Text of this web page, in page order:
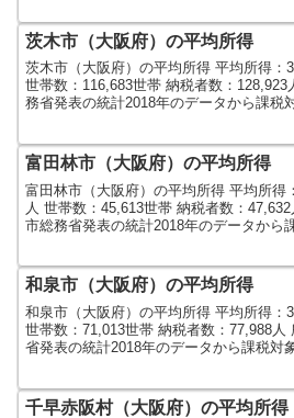
茨木市（大阪府）の平均所得
茨木市（大阪府）の平均所得 平均所得：
世帯数：116,683世帯 納税者数：
務省発表の統計2018年のデータから課税
富田林市（大阪府）の平均所得
富田林市（大阪府）の平均所得 平均所得
人 世帯数：45,613世帯 納税者数：
市総務省発表の統計2018年のデータから
和泉市（大阪府）の平均所得
和泉市（大阪府）の平均所得 平均所得：
世帯数：71,013世帯 納税者数：77,988人
省発表の統計2018年のデータから課税対
千早赤阪村（大阪府）の平均所得